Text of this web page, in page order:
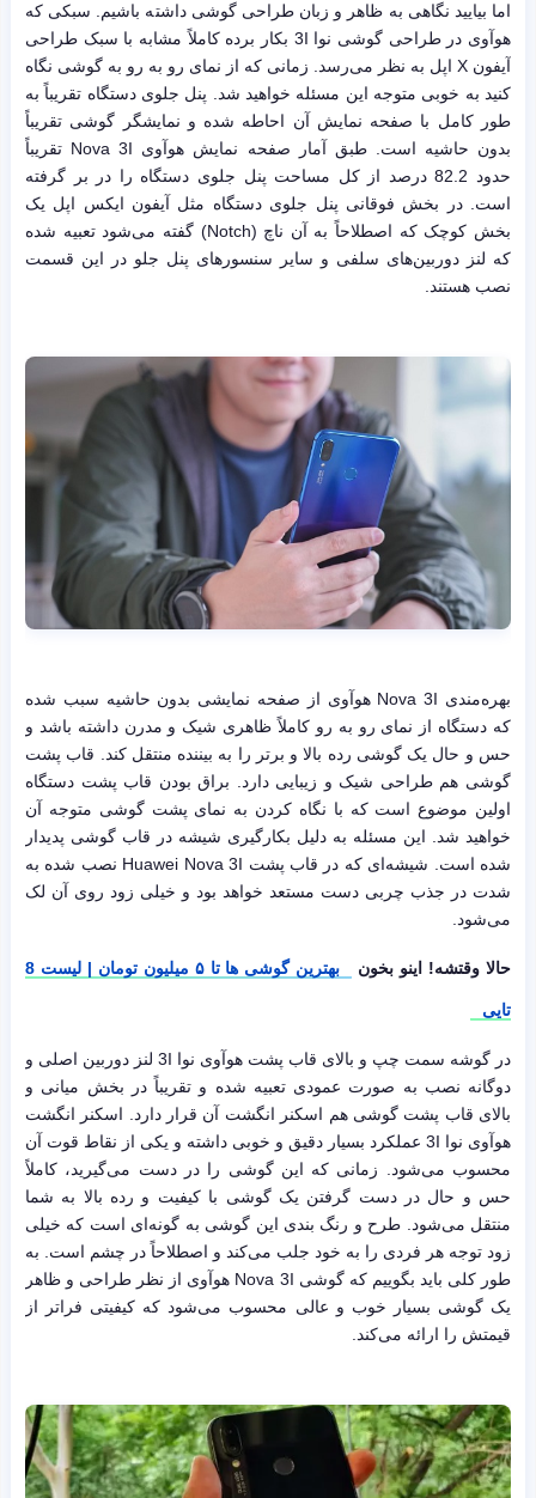
اما بیایید نگاهی به ظاهر و زبان طراحی گوشی داشته باشیم. سبکی که
هوآوی در طراحی گوشی نوا 3I بکار برده کاملاً مشابه با سبک طراحی
آیفون X اپل به نظر می‌رسد. زمانی که از نمای رو به رو به گوشی نگاه
کنید به خوبی متوجه این مسئله خواهید شد. پنل جلوی دستگاه تقریباً به
طور کامل با صفحه نمایش آن احاطه شده و نمایشگر گوشی تقریباً
بدون حاشیه است. طبق آمار صفحه نمایش هوآوی Nova 3I تقریباً
حدود 82.2 درصد از کل مساحت پنل جلوی دستگاه را در بر گرفته
است. در بخش فوقانی پنل جلوی دستگاه مثل آیفون ایکس اپل یک
بخش کوچک که اصطلاحاً به آن ناچ (Notch) گفته می‌شود تعبیه شده
که لنز دوربین‌های سلفی و سایر سنسورهای پنل جلو در این قسمت
نصب هستند.
بهره‌مندی Nova 3I هوآوی از صفحه نمایشی بدون حاشیه سبب شده
که دستگاه از نمای رو به رو کاملاً ظاهری شیک و مدرن داشته باشد و
حس و حال یک گوشی رده بالا و برتر را به بیننده منتقل کند. قاب پشت
گوشی هم طراحی شیک و زیبایی دارد. براق بودن قاب پشت دستگاه
اولین موضوع است که با نگاه کردن به نمای پشت گوشی متوجه آن
خواهید شد. این مسئله به دلیل بکارگیری شیشه در قاب گوشی پدیدار
شده است. شیشه‌ای که در قاب پشت Huawei Nova 3I نصب شده به
شدت در جذب چربی دست مستعد خواهد بود و خیلی زود روی آن لک
می‌شود.
حالا وقتشه! اینو بخون بهترین گوشی ها تا ۵ میلیون تومان | لیست 8
تایی
در گوشه سمت چپ و بالای قاب پشت هوآوی نوا 3I لنز دوربین اصلی و
دوگانه نصب به صورت عمودی تعبیه شده و تقریباً در بخش میانی و
بالای قاب پشت گوشی هم اسکنر انگشت آن قرار دارد. اسکنر انگشت
هوآوی نوا 3I عملکرد بسیار دقیق و خوبی داشته و یکی از نقاط قوت آن
محسوب می‌شود. زمانی که این گوشی را در دست می‌گیرید، کاملاً
حس و حال در دست گرفتن یک گوشی با کیفیت و رده بالا به شما
منتقل می‌شود. طرح و رنگ بندی این گوشی به گونه‌ای است که خیلی
زود توجه هر فردی را به خود جلب می‌کند و اصطلاحاً در چشم است. به
طور کلی باید بگوییم که گوشی Nova 3I هوآوی از نظر طراحی و ظاهر
یک گوشی بسیار خوب و عالی محسوب می‌شود که کیفیتی فراتر از
قیمتش را ارائه می‌کند.